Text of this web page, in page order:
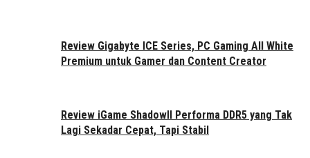
Review Gigabyte ICE Series, PC Gaming All White
Premium untuk Gamer dan Content Creator
Review iGame ShadowII Performa DDR5 yang Tak
Lagi Sekadar Cepat, Tapi Stabil